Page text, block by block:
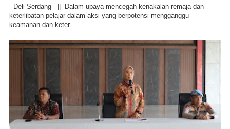
Deli Serdang || Dalam upaya mencegah kenakalan remaja dan
keterlibatan pelajar dalam aksi yang berpotensi mengganggu
keamanan dan keter...